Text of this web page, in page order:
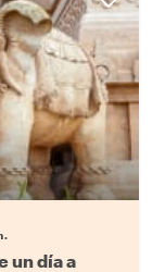
un día a